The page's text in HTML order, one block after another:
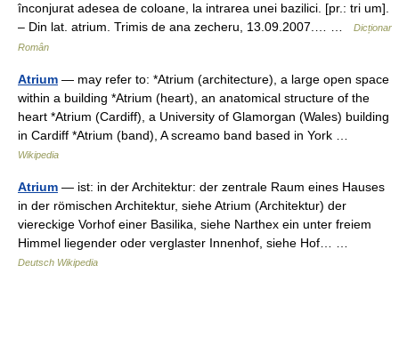
înconjurat adesea de coloane, la intrarea unei bazilici. [pr.: tri um].
– Din lat. atrium. Trimis de ana zecheru, 13.09.2007.… …
Dicționar
Român
Atrium — may refer to: *Atrium (architecture), a large open space
within a building *Atrium (heart), an anatomical structure of the
heart *Atrium (Cardiff), a University of Glamorgan (Wales) building
in Cardiff *Atrium (band), A screamo band based in York …
Wikipedia
Atrium — ist: in der Architektur: der zentrale Raum eines Hauses
in der römischen Architektur, siehe Atrium (Architektur) der
viereckige Vorhof einer Basilika, siehe Narthex ein unter freiem
Himmel liegender oder verglaster Innenhof, siehe Hof… …
Deutsch Wikipedia